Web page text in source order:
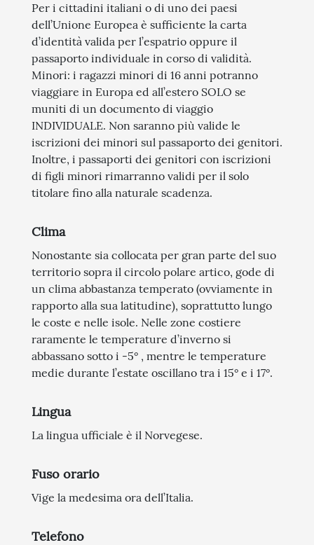
Per i cittadini italiani o di uno dei paesi
dell’Unione Europea è sufficiente la carta
d’identità valida per l’espatrio oppure il
passaporto individuale in corso di validità.
Minori: i ragazzi minori di 16 anni potranno
viaggiare in Europa ed all’estero SOLO se
muniti di un documento di viaggio
INDIVIDUALE. Non saranno più valide le
iscrizioni dei minori sul passaporto dei genitori.
Inoltre, i passaporti dei genitori con iscrizioni
di figli minori rimarranno validi per il solo
titolare fino alla naturale scadenza.
Clima
Nonostante sia collocata per gran parte del suo
territorio sopra il circolo polare artico, gode di
un clima abbastanza temperato (ovviamente in
rapporto alla sua latitudine), soprattutto lungo
le coste e nelle isole. Nelle zone costiere
raramente le temperature d’inverno si
abbassano sotto i -5° , mentre le temperature
medie durante l’estate oscillano tra i 15° e i 17°.
Lingua
La lingua ufficiale è il Norvegese.
Fuso orario
Vige la medesima ora dell’Italia.
Telefono